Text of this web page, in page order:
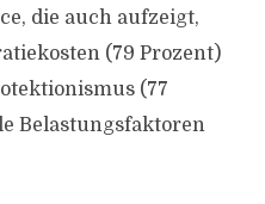
die auch aufzeigt,
(79 Prozent)
(77
Belastungsfaktoren